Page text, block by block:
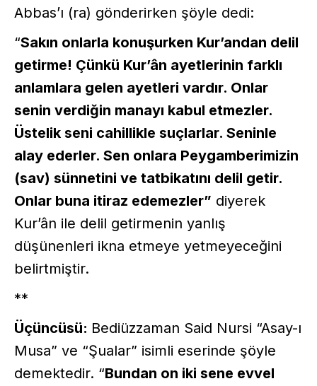
Abbas’ı (ra) gönderirken şöyle dedi:
“Sakın onlarla konuşurken Kur’andan delil
getirme! Çünkü Kur’ân ayetlerinin farklı
anlamlara gelen ayetleri vardır. Onlar
senin verdiğin manayı kabul etmezler.
Üstelik seni cahillikle suçlarlar. Seninle
alay ederler. Sen onlara Peygamberimizin
(sav) sünnetini ve tatbikatını delil getir.
Onlar buna itiraz edemezler” diyerek
Kur’ân ile delil getirmenin yanlış
düşünenleri ikna etmeye yetmeyeceğini
belirtmiştir.
**
Üçüncüsü: Bediüzzaman Said Nursi “Asay-ı
Musa” ve “Şualar” isimli eserinde şöyle
demektedir. “Bundan on iki sene evvel